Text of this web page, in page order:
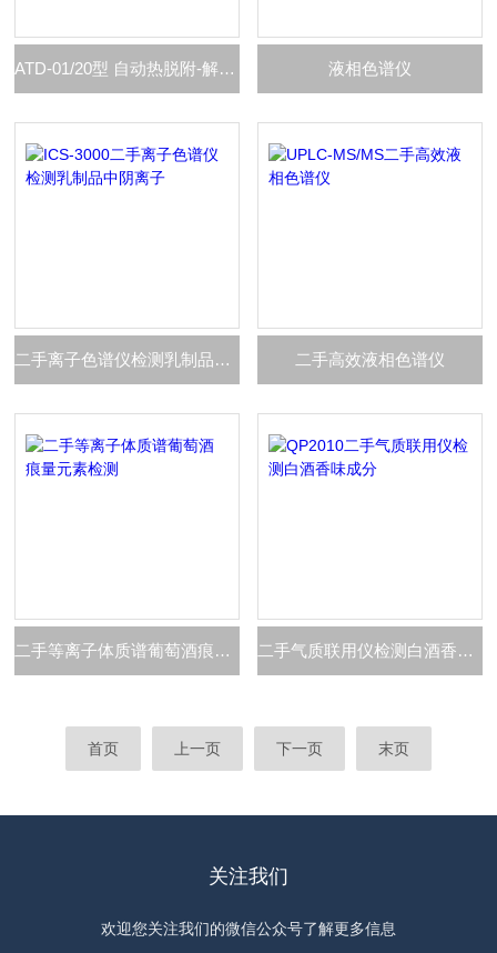
ATD-01/20型 自动热脱附-解吸仪 液相色谱仪
二手离子色谱仪检测乳制品中阴离子 二手高效液相色谱仪
二手等离子体质谱葡萄酒痕量元素检测 二手气质联用仪检测白酒香味成分
首页 上一页 下一页 末页
关注我们
欢迎您关注我们的微信公众号了解更多信息